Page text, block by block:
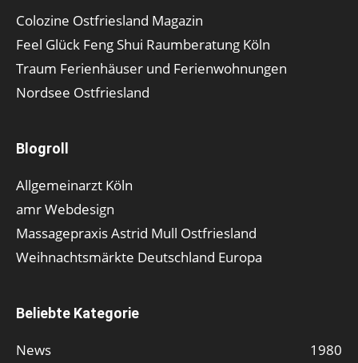
Colozine Ostfriesland Magazin
Feel Glück Feng Shui Raumberatung Köln
Traum Ferienhäuser und Ferienwohnungen
Nordsee Ostfriesland
Blogroll
Allgemeinarzt Köln
amr Webdesign
Massagepraxis Astrid Mull Ostfriesland
Weihnachtsmärkte Deutschland Europa
Beliebte Kategorie
News
1980